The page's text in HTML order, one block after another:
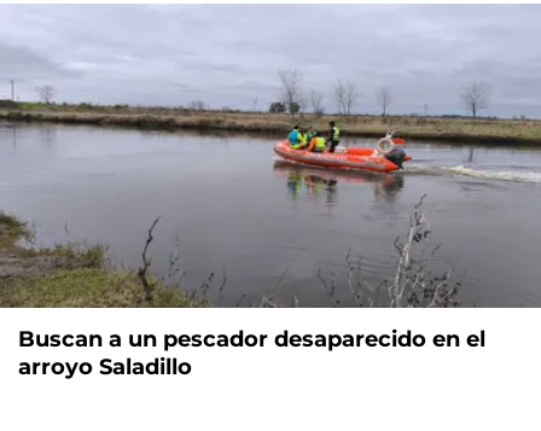
Buscan a un pescador desaparecido en el
arroyo Saladillo